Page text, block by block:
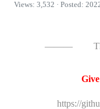
Views: 3,532 · Posted:
———
https://